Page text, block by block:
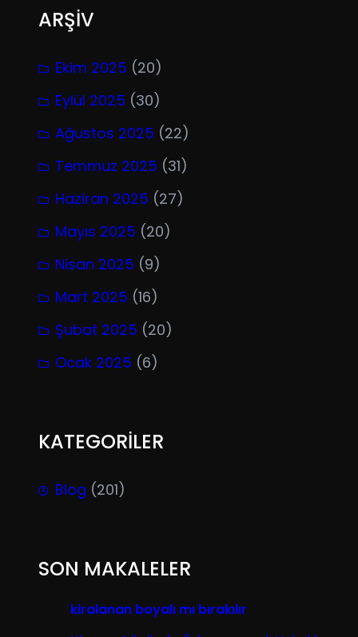
ARŞİV
Ekim 2025 (20)
Eylül 2025 (30)
Ağustos 2025 (22)
Temmuz 2025 (31)
Haziran 2025 (27)
Mayıs 2025 (20)
Nisan 2025 (9)
Mart 2025 (16)
Şubat 2025 (20)
Ocak 2025 (6)
KATEGORİLER
Blog (201)
SON MAKALELER
kiralanan boyalı mı bırakılır